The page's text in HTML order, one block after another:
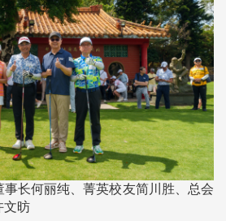
长何丽纯、菁英校友简川胜、总会
文昉